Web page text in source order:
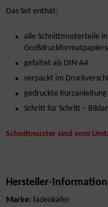
Das Set enthät:
alle Schnittmusterteile
gefaltet als DIN-A4
verpackt im
gedruckte Kurzanleitung
Schritt für Schritt –
Schnittmuster sind vom
Hersteller-
Marke: fadenkäfer